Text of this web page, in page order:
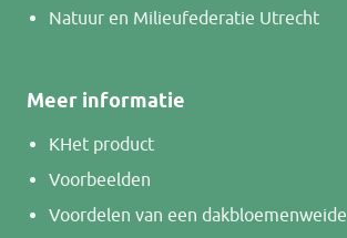
Natuur en Milieufederatie Utrecht
Meer informatie
KHet product
Voorbeelden
Voordelen van een dakbloemenweide